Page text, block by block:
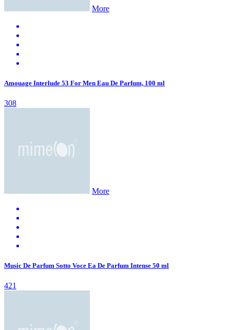
More
Amouage Interlude 53 For Men Eau De Parfum, 100 ml
308
More
Music De Parfum Sotto Voce Ea De Parfum Intense 50 ml
421